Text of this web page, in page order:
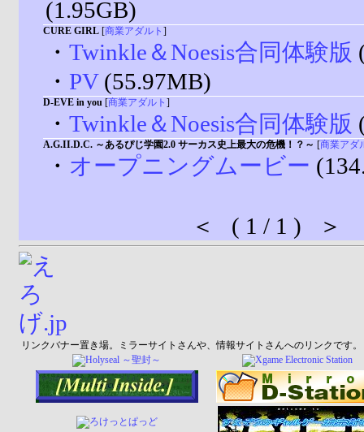
(1.95GB)
CURE GIRL [商業アダルト ]
・ Twinkle＆Noesis合同体験版
・ PV(55.97MB)
D-EVE in you [商業アダルト ]
・ Twinkle＆Noesis合同体験版
A.G.II.D.C. ～あるぴじ学園2.0 サーカス史上最大の危機！？～ [商業アダ
・ オープニングムービー
＜ ( 1 / 1 ) ＞
リンクバナー置き場。ミラーサイトさんや、情報サイトさんへのリンクです。